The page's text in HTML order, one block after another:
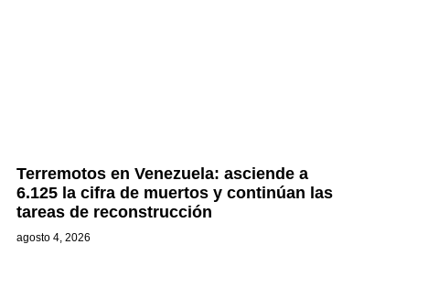
Terremotos en Venezuela: asciende a
6.125 la cifra de muertos y continúan las
tareas de reconstrucción
agosto 4, 2026